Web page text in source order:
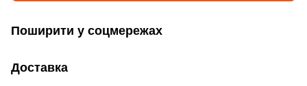
Поширити у соцмережах
Доставка